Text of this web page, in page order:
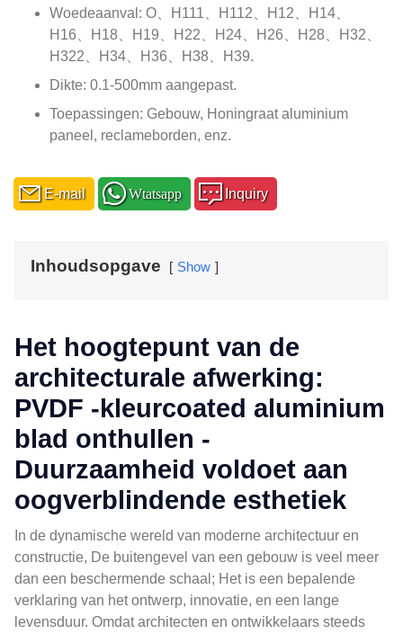
Woedeaanval: O、H111、H112、H12、H14、
H16、H18、H19、H22、H24、H26、H28、H32、
H322、H34、H36、H38、H39.
Dikte: 0.1-500mm aangepast.
Toepassingen: Gebouw, Honingraat aluminium
paneel, reclameborden, enz.
E-mail Wtatsapp Inquiry
Inhoudsopgave Show
Het hoogtepunt van de
architecturale afwerking:
PVDF -kleurcoated aluminium
blad onthullen -
Duurzaamheid voldoet aan
oogverblindende esthetiek
In de dynamische wereld van moderne architectuur en
constructie, De buitengevel van een gebouw is veel meer
dan een beschermende schaal; Het is een bepalende
verklaring van het ontwerp, innovatie, en een lange
levensduur. Omdat architecten en ontwikkelaars steeds